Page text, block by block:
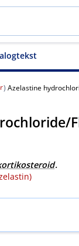
) Azelastine
.